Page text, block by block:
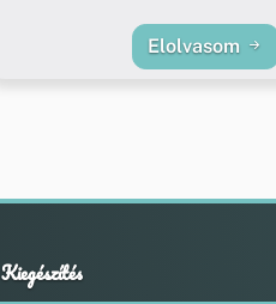
Elolvasom
Kiegészítés